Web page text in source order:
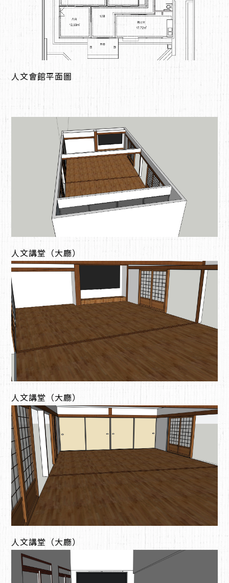
人文會館平面圖
人文講堂（大廳）
人文講堂（大廳）
人文講堂（大廳）